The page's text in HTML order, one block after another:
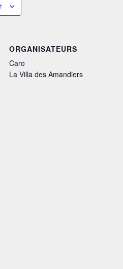
ORGANISATEURS
Caro
La Villa des Amandiers